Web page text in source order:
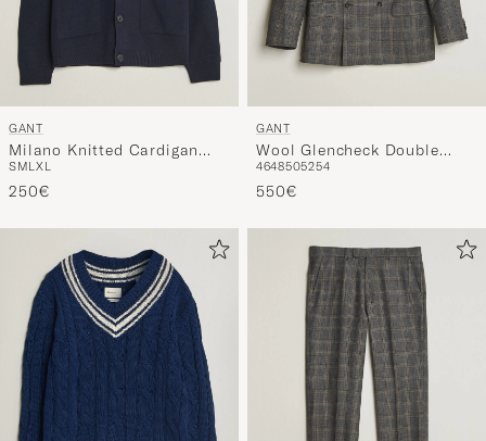
GANT
Milano Knitted Cardigan
Evening Blue
SMLXL
250€
GANT
Wool Glencheck Double
Breasted Blazer Ceramic
Grey
4648505254
550€